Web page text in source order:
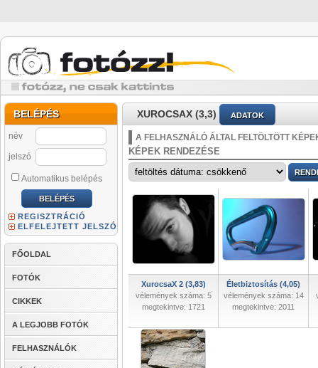
BELÉPÉS
név
jelszó
Automatikus belépés
REGISZTRÁCIÓ
ELFELEJTETT JELSZÓ
FŐOLDAL
FOTÓK
CIKKEK
A LEGJOBB FOTÓK
FELHASZNÁLÓK
XUROCSAX (3,3) ADATOK
A FELHASZNÁLÓ ÁLTAL FELTÖLTÖTT
KÉPEK RENDEZÉSE
XurocsaX 2 (3,83)
vélemények száma: 5
megtekintve: 1721
Életbiztosítás (4,05)
vélemények száma: 14
megtekintve: 2011